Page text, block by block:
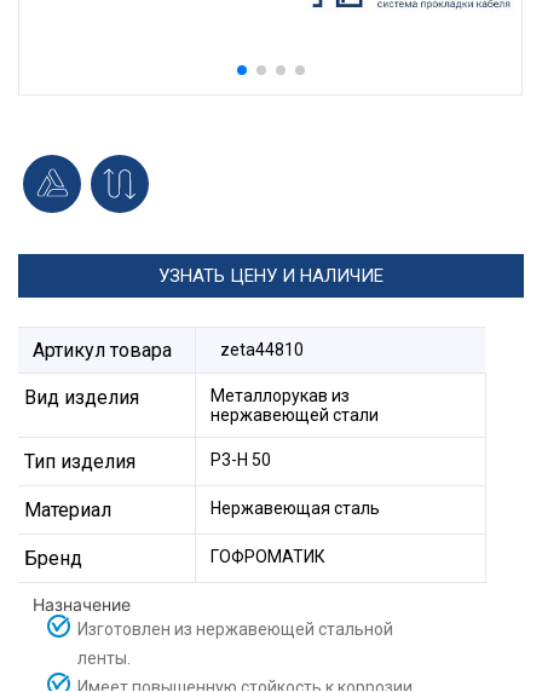
УЗНАТЬ ЦЕНУ И НАЛИЧИЕ
Артикул товара zeta44810
Вид изделия
Металлорукав из
нержавеющей стали
Тип изделия Р3-Н 50
Материал Нержавеющая сталь
Бренд ГОФРОМАТИК
Назначение
Изготовлен из нержавеющей стальной
ленты.
Имеет повышенную стойкость к коррозии.